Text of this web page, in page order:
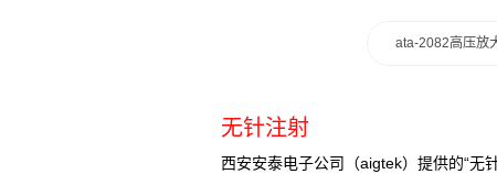
ata-2082高压放
无针注射
西安安泰电子公司（aigtek）提供的“无